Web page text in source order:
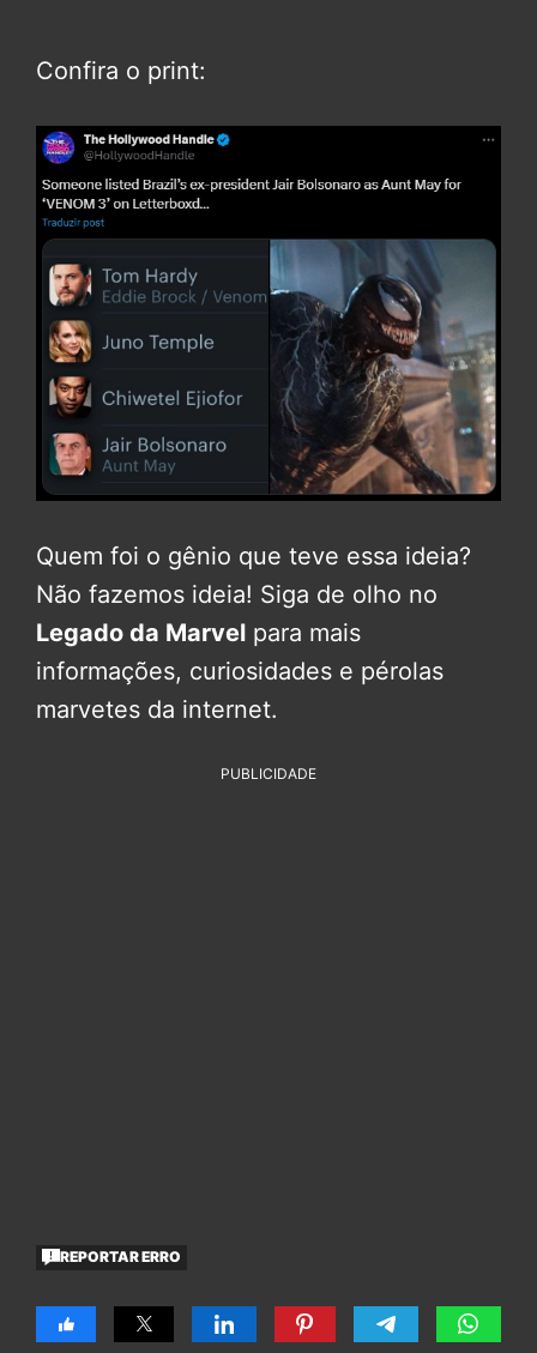
Confira o print:
Quem foi o gênio que teve essa ideia?
Não fazemos ideia! Siga de olho no
Legado da Marvel para mais
informações, curiosidades e pérolas
marvetes da internet.
PUBLICIDADE
REPORTAR ERRO